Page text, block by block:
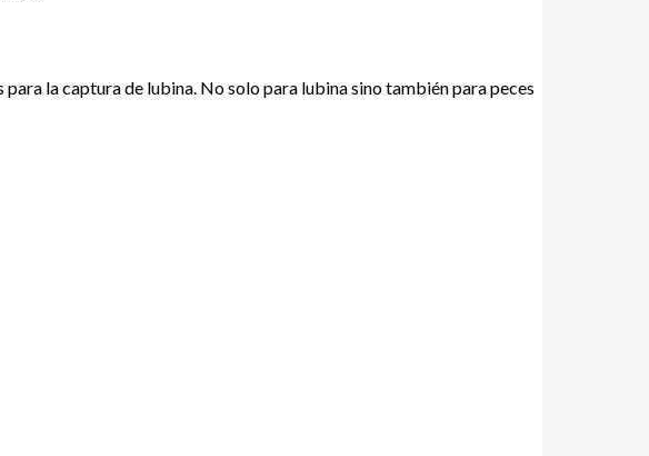
la captura de lubina. No solo para lubina sino también para peces